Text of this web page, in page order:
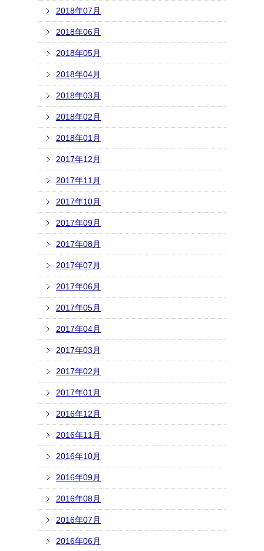
2018年07月
2018年06月
2018年05月
2018年04月
2018年03月
2018年02月
2018年01月
2017年12月
2017年11月
2017年10月
2017年09月
2017年08月
2017年07月
2017年06月
2017年05月
2017年04月
2017年03月
2017年02月
2017年01月
2016年12月
2016年11月
2016年10月
2016年09月
2016年08月
2016年07月
2016年06月